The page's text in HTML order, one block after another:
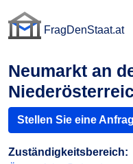
FragDenStaat.at
Neumarkt an
Stellen Sie eine
Zuständigkeitsbereich: